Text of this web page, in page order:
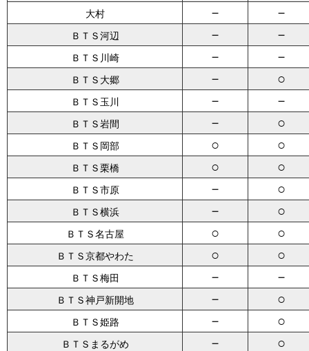
大村 － －
ＢＴＳ河辺 － －
ＢＴＳ川崎 － －
ＢＴＳ大郷 － ○
ＢＴＳ玉川 － －
ＢＴＳ岩間 － ○
ＢＴＳ岡部 ○ ○
ＢＴＳ栗橋 ○ ○
ＢＴＳ市原 － ○
ＢＴＳ横浜 － ○
ＢＴＳ名古屋 ○ ○
ＢＴＳ京都やわた ○ ○
ＢＴＳ梅田 － －
ＢＴＳ神戸新開地 － ○
ＢＴＳ姫路 － ○
ＢＴＳまるがめ － ○